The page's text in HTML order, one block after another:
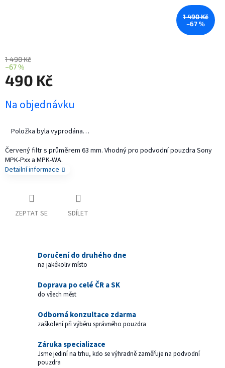
1 490 Kč
–67 %
1 490 Kč
–67 %
490 Kč
cena:
Na objednávku
Položka byla vyprodána…
Červený filtr s průměrem 63 mm. Vhodný pro podvodní pouzdra Sony
MPK-Pxx a MPK-WA.
Detailní informace
ZEPTAT SE SDÍLET
Doručení do druhého dne
na jakékoliv místo
Doprava po celé ČR a SK
do všech měst
Odborná konzultace zdarma
zaškolení při výběru správného pouzdra
Záruka specializace
Jsme jediní na trhu, kdo se výhradně zaměřuje na podvodní
pouzdra